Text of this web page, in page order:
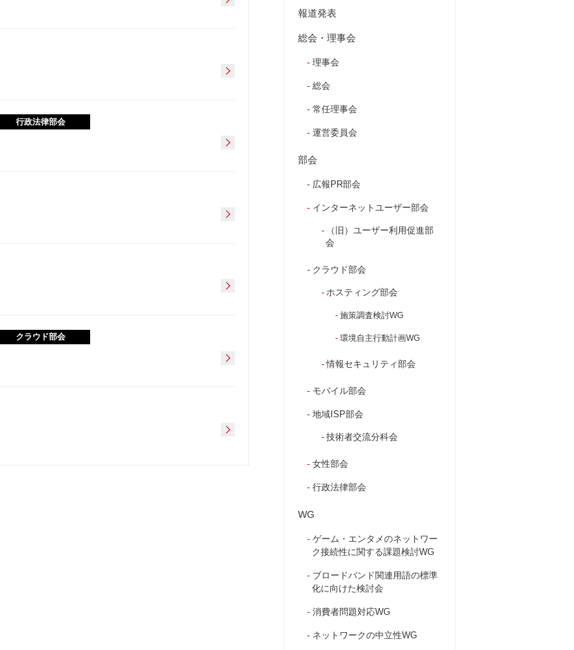
行政法律部会
クラウド部会
報道発表
総会・理事会
理事会
総会
常任理事会
運営委員会
部会
広報PR部会
インターネットユーザー部会
（旧）ユーザー利用促進部
会
クラウド部会
ホスティング部会
施策調査検討WG
環境自主行動計画WG
情報セキュリティ部会
モバイル部会
地域ISP部会
技術者交流分科会
女性部会
行政法律部会
WG
ゲーム・エンタメのネットワー
ク接続性に関する課題検討WG
ブロードバンド関連用語の標準
化に向けた検討会
消費者問題対応WG
ネットワークの中立性WG